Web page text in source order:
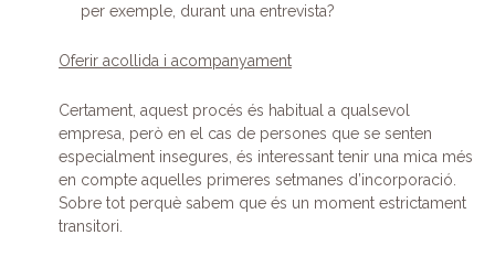
per exemple, durant una entrevista?
Oferir acollida i acompanyament
Certament, aquest procés és habitual a qualsevol
empresa, però en el cas de persones que se senten
especialment insegures, és interessant tenir una mica més
en compte aquelles primeres setmanes d’incorporació.
Sobre tot perquè sabem que és un moment estrictament
transitori.